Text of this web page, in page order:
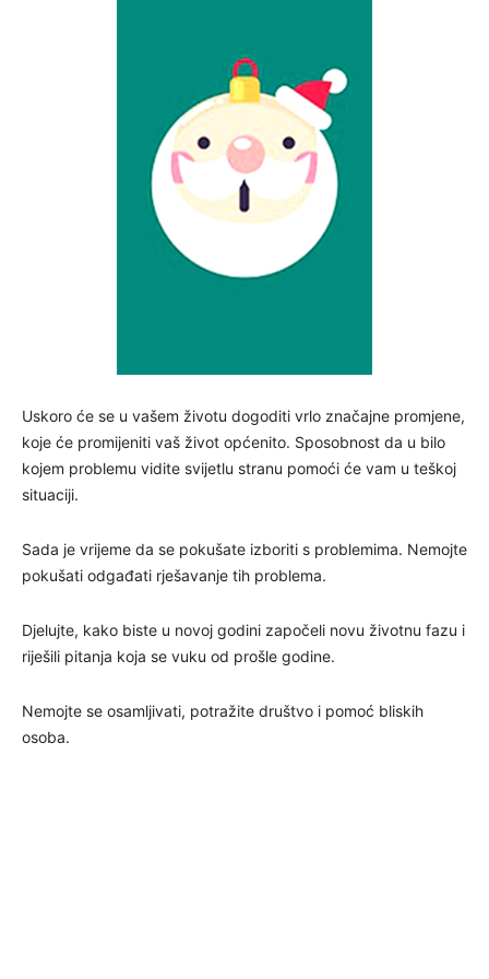
Uskoro će se u vašem životu dogoditi vrlo značajne promjene,
koje će promijeniti vaš život općenito. Sposobnost da u bilo
kojem problemu vidite svijetlu stranu pomoći će vam u teškoj
situaciji.
Sada je vrijeme da se pokušate izboriti s problemima. Nemojte
pokušati odgađati rješavanje tih problema.
Djelujte, kako biste u novoj godini započeli novu životnu fazu i
riješili pitanja koja se vuku od prošle godine.
Nemojte se osamljivati, potražite društvo i pomoć bliskih
osoba.